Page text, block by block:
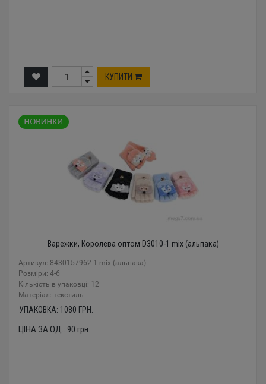
КУПИТИ
Варежки, Королева оптом D3010-1 mix (альпака)
Артикул: 8430157962 1 mix (альпака)
Розміри: 4-6
Кількість в упаковці: 12
Mатеріал: текстиль
УПАКОВКА: 1080 ГРН.
ЦІНА ЗА ОД.: 90 грн.